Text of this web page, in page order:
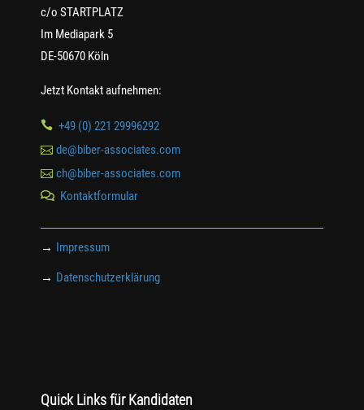
c/o STARTPLATZ
Im Mediapark 5
DE-50670 Köln
Jetzt Kontakt aufnehmen:
 +49 (0) 221 29996292
 de@biber-associates.com
 ch@biber-associates.com
 Kontaktformular
→ Impressum
→ Datenschutzerklärung
Quick Links für Kandidaten